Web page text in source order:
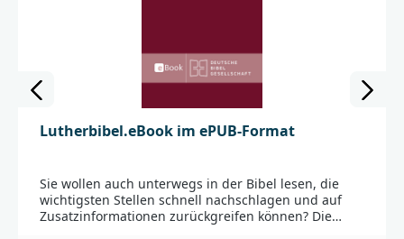
Lutherbibel.eBook im ePUB-Format
Sie wollen auch unterwegs in der Bibel lesen, die
wichtigsten Stellen schnell nachschlagen und auf
Zusatzinformationen zurückgreifen können? Die